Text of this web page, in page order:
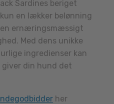
Sardines beriget
en lækker belønning
en ernæringsmæssigt
Med dens unikke
ingredienser kan
din hund det
her